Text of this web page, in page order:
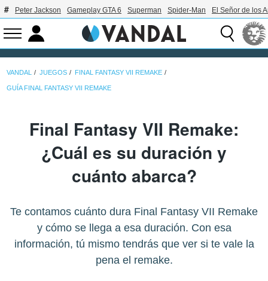
Peter Jackson Gameplay GTA 6 Superman Spider-Man El Señor de los
VANDAL JUEGOS FINAL FANTASY VII REMAKE
GUÍA FINAL FANTASY VII REMAKE
Final Fantasy VII Remake:
¿Cuál es su duración y
cuánto abarca?
Te contamos cuánto dura Final Fantasy VII Remake
y cómo se llega a esa duración. Con esa
información, tú mismo tendrás que ver si te vale la
pena el remake.